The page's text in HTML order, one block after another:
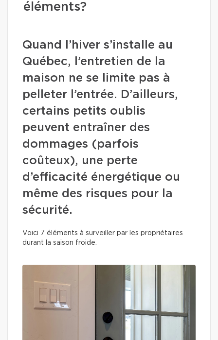
éléments?
Quand l’hiver s’installe au
Québec, l’entretien de la
maison ne se limite pas à
pelleter l’entrée. D’ailleurs,
certains petits oublis
peuvent entraîner des
dommages (parfois
coûteux), une perte
d’efficacité énergétique ou
même des risques pour la
sécurité.
Voici 7 éléments à surveiller par les propriétaires
durant la saison froide.